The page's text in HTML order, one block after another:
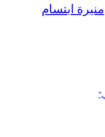
منيرة ابتسام